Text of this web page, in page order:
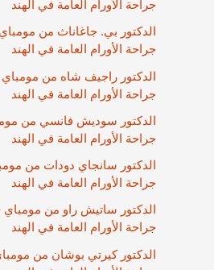
جراحة الأورام العامة في الهند
الدكتور بي. جاغاناث من
جراحة الأورام العامة في الهند
الدكتور راجيف شاه من
جراحة الأورام العامة في الهند
الدكتور سوديش فانسي من
جراحة الأورام العامة في الهند
الدكتور سانجاي دودات من
جراحة الأورام العامة في الهند
الدكتور ساتيش راو من
جراحة الأورام العامة في الهند
الدكتور كيرتي بوشان من